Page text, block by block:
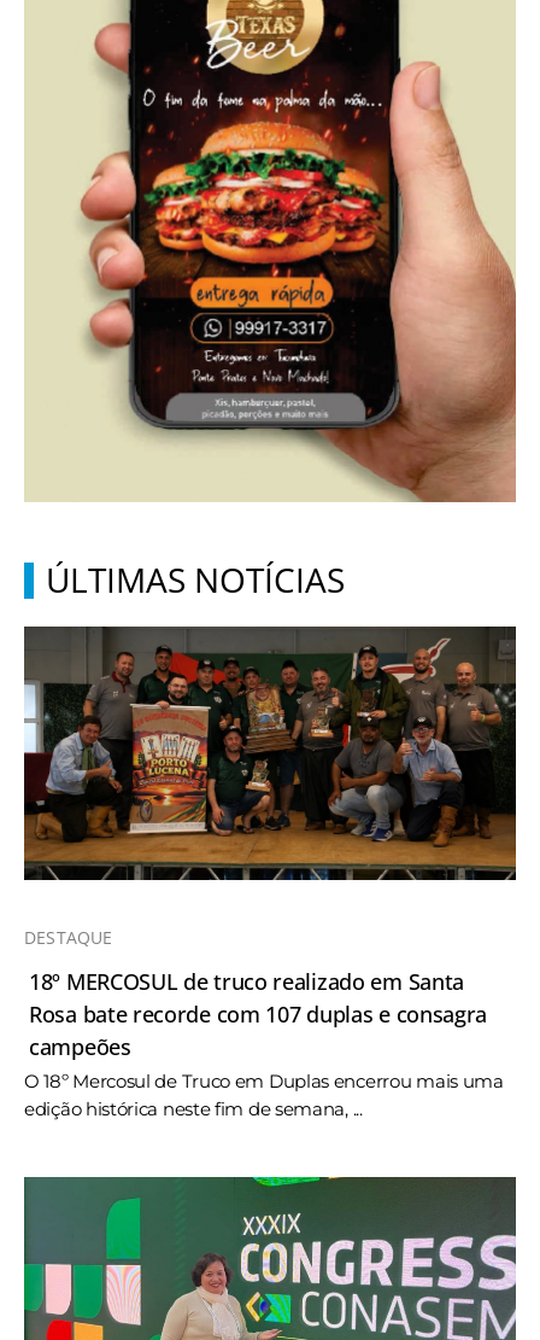
ÚLTIMAS NOTÍCIAS
DESTAQUE
18º MERCOSUL de truco realizado em Santa
Rosa bate recorde com 107 duplas e consagra
campeões
O 18º Mercosul de Truco em Duplas encerrou mais uma
edição histórica neste fim de semana, ...